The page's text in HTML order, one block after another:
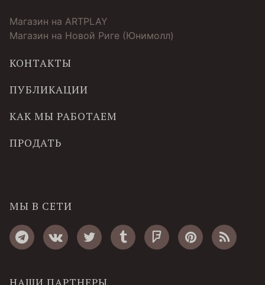
Магазин на ARTPLAY
Магазин на Новой Риге (Юнимолл)
КОНТАКТЫ
ПУБЛИКАЦИИ
КАК МЫ РАБОТАЕМ
ПРОДАТЬ
МЫ В СЕТИ